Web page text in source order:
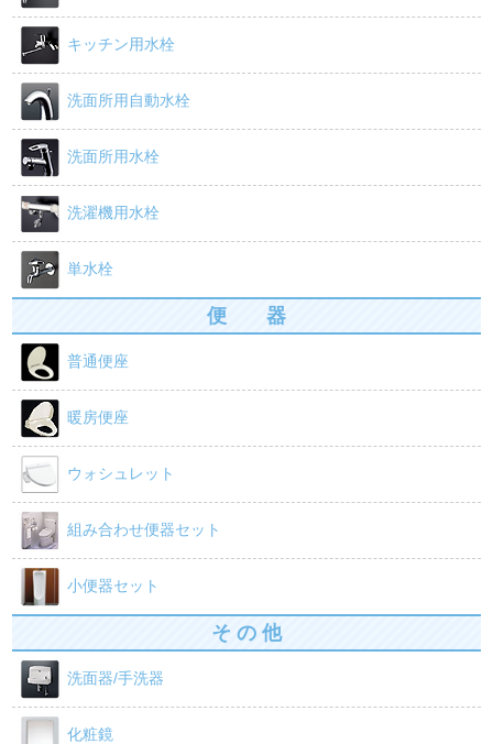
キッチン用水栓
洗面所用自動水栓
洗面所用水栓
洗濯機用水栓
単水栓
便 器
普通便座
暖房便座
ウォシュレット
組み合わせ便器セット
小便器セット
そ の 他
洗面器/手洗器
化粧鏡